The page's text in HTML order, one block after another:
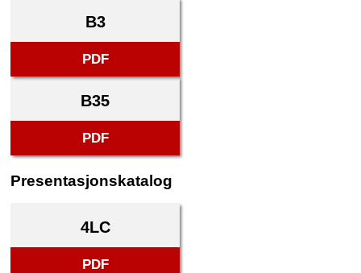
B3
PDF
B35
PDF
Presentasjonskatalog
4LC
PDF